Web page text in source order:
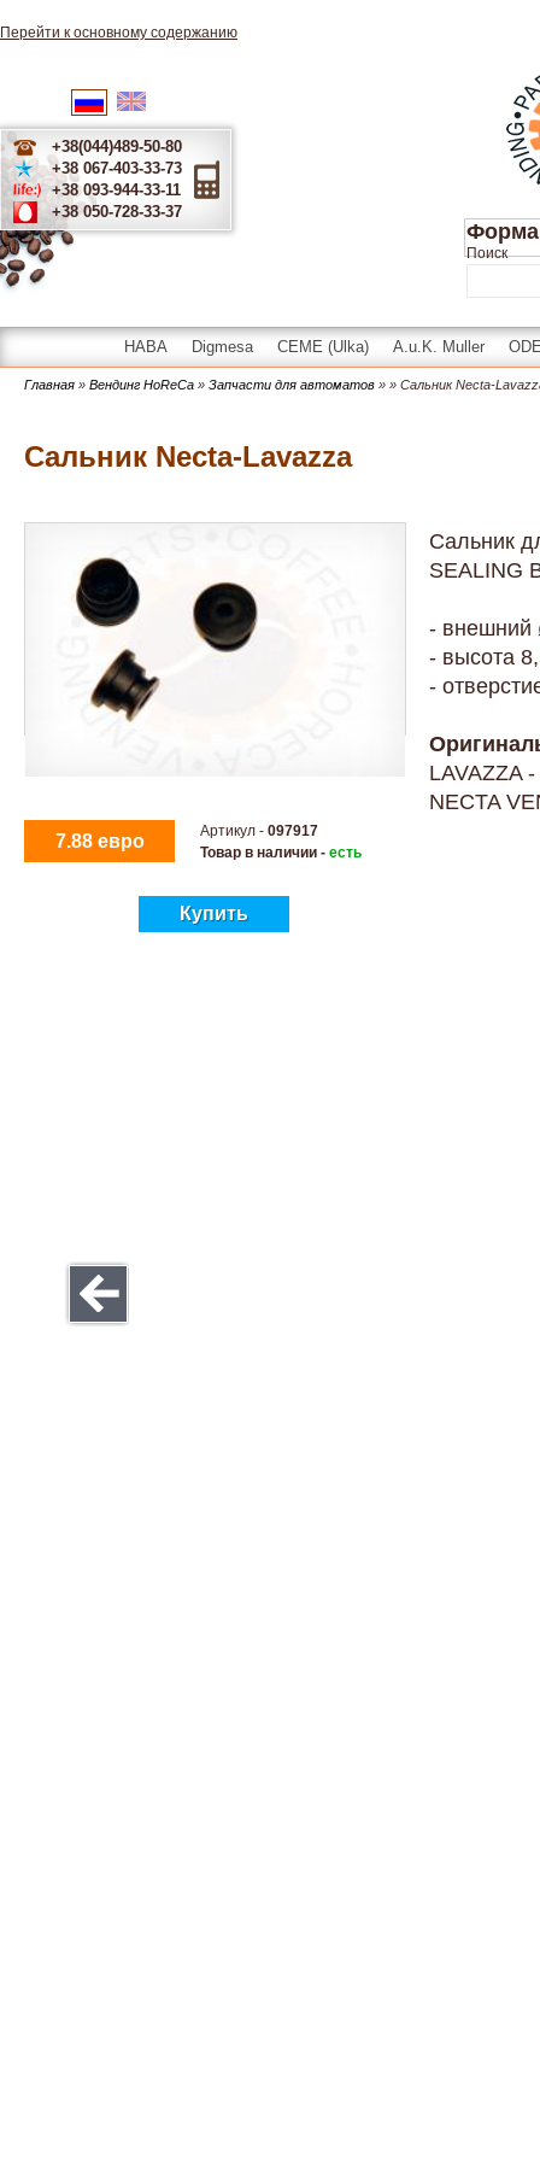
Перейти к основному содержанию
Русский
+38(044)489-50-80
+38 067-403-33-73
+38 093-944-33-11
+38 050-728-33-37
Форма
Поиск
HABA Digmesa CEME (Ulka) A.u.K. Muller
Главная » Вендинг HoReCa » Запчасти для автоматов » » Сальник Necta-
Сальник Necta-Lavazza
7.88 евро Артикул - 097917
Товар в наличии - есть
Купить
Сальник
SEALING
- внешний
- высота
-
LAVAZZA -
NECTA